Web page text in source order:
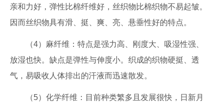
亲和力好，弹性比棉纤维好，丝织物比棉织物不易起皱。
因而丝织物具有滑、挺、爽、亮、悬垂性好的特点。
（4）麻纤维：特点是强力高、刚度大、吸湿性强、
放湿也快。缺点是弹性与伸度小。织成的织物硬挺、透
气，易吸收人体排出的汗液而迅速散发。
（5）化学纤维：目前种类繁多且发展很快，日新月